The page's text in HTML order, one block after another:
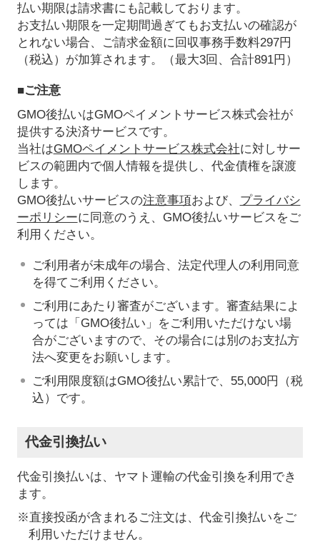
払い期限は請求書にも記載しております。
お支払い期限を一定期間過ぎてもお支払いの確認が
とれない場合、ご請求金額に回収事務手数料297円
（税込）が加算されます。（最大3回、合計891円）
■ご注意
GMO後払いはGMOペイメントサービス株式会社が
提供する決済サービスです。
当社はGMOペイメントサービス株式会社に対しサー
ビスの範囲内で個人情報を提供し、代金債権を譲渡
します。
GMO後払いサービスの注意事項および、 プライバシ
ーポリシーに同意のうえ、GMO後払いサービスをご
利用ください。
ご利用者が未成年の場合、法定代理人の利用同意
を得てご利用ください。
ご利用にあたり審査がございます。審査結果によ
っては「GMO後払い」をご利用いただけない場
合がございますので、その場合には別のお支払方
法へ変更をお願いします。
ご利用限度額はGMO後払い累計で、55,000円（税
込）です。
代金引換払い
代金引換払いは、ヤマト運輸の代金引換を利用でき
ます。
※直接投函が含まれるご注文は、代金引換払いをご
利用いただけません。